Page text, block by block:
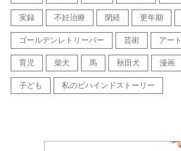
実録 不妊治療 閉経 更年期
ゴールデンレトリーバー 芸術 アート
育児 柴犬 馬 秋田犬 漫画
子ども 私のビハインドストーリー